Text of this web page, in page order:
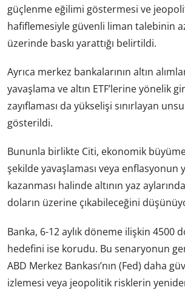
güçlenme eğilimi göstermesi ve
hafiflemesiyle güvenli liman talebinin
üzerinde baskı yarattığı belirtildi.
Ayrıca merkez bankalarının altın
yavaşlama ve altın ETF’lerine yönelik
zayıflaması da yükselişi sınırlayan
gösterildi.
Bununla birlikte Citi, ekonomik
şekilde yavaşlaması veya enflasyonun
kazanması halinde altının yaz
doların üzerine çıkabileceğini
Banka, 6-12 aylık döneme ilişkin 4500
hedefini ise korudu. Bu senaryonun
ABD Merkez Bankası’nın (Fed) daha
izlemesi veya jeopolitik risklerin